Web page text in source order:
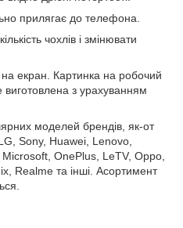
прилягає до телефона.
чохлів і змінювати
екран. Картинка на робочий
з урахуванням
моделей брендів, як-от
Sony, Huawei, Lenovo,
OnePlus, LeTV, Oppo,
Realme та інші. Асортимент